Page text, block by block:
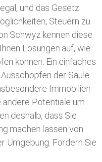
und das Gesetz
Steuern zu
Schwyz kennen diese
Lösungen auf, wie
können. Ein einfaches
der Säule
Immobilien
andere Potentiale um
deshalb, dass Sie
machen lassen von
Umgebung. Fordern Sie